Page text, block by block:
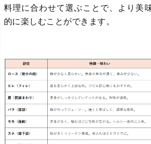
料理に合わせて選ぶことで、より美
的に楽しむことができます。